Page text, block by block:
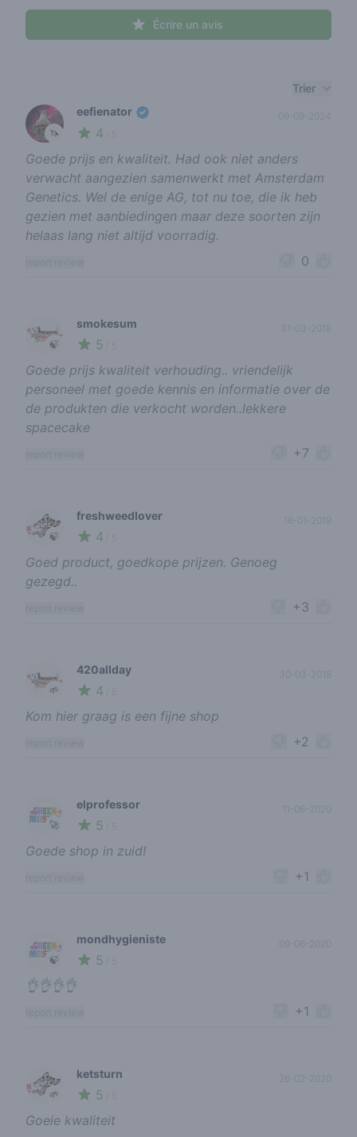
Écrire un avis
Trier
🦄
eefienator
4
Goede prijs en kwaliteit. Had ook niet anders
verwacht aangezien samenwerkt met Amsterdam
Genetics. Wel de enige AG, tot nu toe, die ik heb
gezien met aanbiedingen maar deze soorten zijn
helaas lang niet altijd voorradig.
0
🍃
smokesum
5
31-03-2018
Goede prijs kwaliteit verhouding.. vriendelijk
personeel met goede kennis en informatie over de
de produkten die verkocht worden..lekkere
spacecake
+7
🍃
freshweedlover
4
Goed product, goedkope prijzen. Genoeg
gezegd..
+3
🌱
420allday
4
30-03-2018
Kom hier graag is een fijne shop
+2
🚀
elprofessor
5
Goede shop in zuid!
+1
🍃
mondhygieniste
5
👌👌👌👌
+1
🌱
ketsturn
5
Goeie kwaliteit